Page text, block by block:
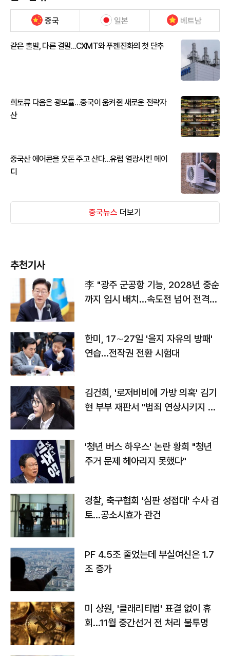
중국 일본 베트남
같은 출발, 다른 결말...CXMT와 푸젠진화의 첫 단추
희토류 다음은 광모듈…중국이 움켜쥔 새로운 전략자
산
중국산 에어콘을 웃돈 주고 산다...유럽 열광시킨 메이
디
중국뉴스 더보기
추천기사
李 "광주 군공항 기능, 2028년 중순
까지 임시 배치…속도전 넘어 전격
한미, 17∼27일 '을지 자유의 방패'
연습…전작권 전환 시험대
김건희, '로저비비에 가방 의혹' 김기
현 부부 재판서 "범죄 연상시키지 말
'청년 버스 하우스' 논란 황희 "청년
주거 문제 헤아리지 못했다"
경찰, 축구협회 '심판 성접대' 수사 검
토…공소시효가 관건
PF 4.5조 줄었는데 부실여신은 1.7
조 증가
미 상원, '클래리티법' 표결 없이 휴
회…11월 중간선거 전 처리 불투명